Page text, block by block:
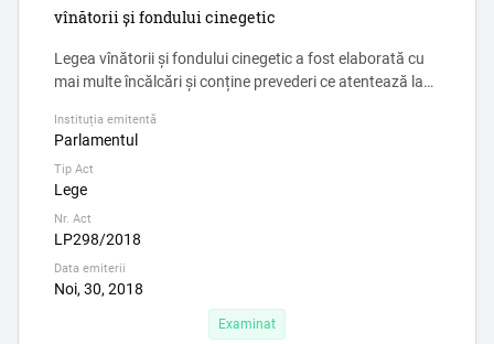
vînătorii și fondului cinegetic
Legea vînătorii și fondului cinegetic a fost elaborată cu
mai multe încălcări și conține prevederi ce atentează la
de genstionare a propriilor terenuri. Legea conține mai
multe formulări ambigui care admit interpretări abuzive.
Legea 298/2018 bligă deținătorii de terenuri private să
permită desfășurarea vânătorii, neavân...
Instituția emitentă
Parlamentul
Tip Act
Lege
Nr. Act
LP298/2018
Data emiterii
Noi, 30, 2018
Examinat